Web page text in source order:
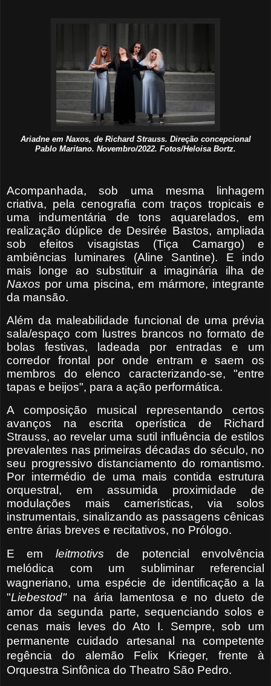
Ariadne em Naxos, de Richard Strauss. Direção concepcional
Pablo Maritano. Novembro/2022. Fotos/Heloisa Bortz.
Acompanhada, sob uma mesma linhagem
criativa, pela cenografia com traços tropicais e
uma indumentária de tons aquarelados, em
realização dúplice de Desirée Bastos, ampliada
sob efeitos visagistas (Tiça Camargo) e
ambiências luminares (Aline Santine). E indo
mais longe ao substituir a imaginária ilha de
Naxos por uma piscina, em mármore, integrante
da mansão.
Além da maleabilidade funcional de uma prévia
sala/espaço com lustres brancos no formato de
bolas festivas, ladeada por entradas e um
corredor frontal por onde entram e saem os
membros do elenco caracterizando-se, "entre
tapas e beijos", para a ação performática.
A composição musical representando certos
avanços na escrita operística de Richard
Strauss, ao revelar uma sutil influência de estilos
prevalentes nas primeiras décadas do século, no
seu progressivo distanciamento do romantismo.
Por intermédio de uma mais contida estrutura
orquestral, em assumida proximidade de
modulações mais camerísticas, via solos
instrumentais, sinalizando as passagens cênicas
entre árias breves e recitativos, no Prólogo.
E em leitmotivs de potencial envolvência
melódica com um subliminar referencial
wagneriano, uma espécie de identificação a la
"Liebestod"na ária lamentosa e no dueto de
amor da segunda parte, sequenciando solos e
cenas mais leves do Ato I. Sempre, sob um
permanente cuidado artesanal na competente
regência do alemão Felix Krieger, frente à
Orquestra Sinfônica do Theatro São Pedro.